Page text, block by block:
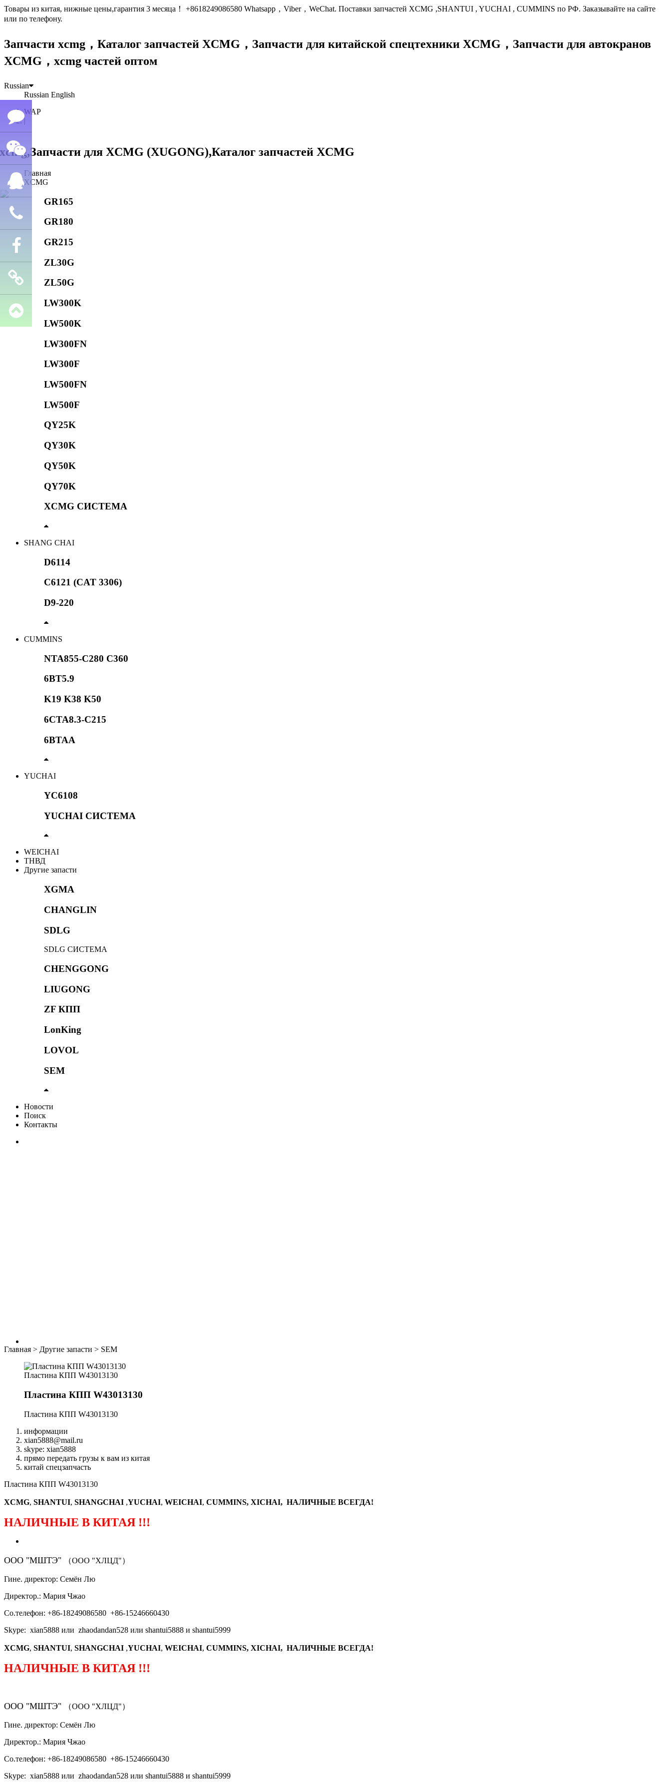
Товары из китая, нижные цены,гарантия 3 месяца！ +8618249086580 Whatsapp，Viber，WeChat. Поставки запчастей XCMG ,SHANTUI , YUCHAI , CUMMINS по РФ. Заказывайте на сайте
или по телефону.
Запчасти xcmg，Каталог запчастей XCMG， Запчасти для китайской спецтехники XCMG， Запчасти для автокранов
XCMG，xcmg частей оптом
Russian
Russian English
WAP
|
Главная
XCMG
GR165
GR180
GR215
ZL30G
ZL50G
LW300K
LW500K
LW300FN
LW300F
LW500FN
LW500F
QY25K
QY30K
QY50K
QY70K
XCMG СИСТЕМА
SHANG CHAI
D6114
C6121 (CAT 3306)
D9-220
CUMMINS
NTA855-C280 C360
6BT5.9
K19 K38 K50
6CTA8.3-C215
6BTAA
YUCHAI
YC6108
YUCHAI СИСТЕМА
WEICHAI
ТНВД
Другие запасти
XGMA
CHANGLIN
SDLG
SDLG СИСТЕМА
CHENGGONG
LIUGONG
ZF КПП
LonKing
LOVOL
SEM
Новости
Поиск
Контакты
Главная > Другие запасти > SEM
Пластина КПП W43013130
Пластина КПП W43013130
Пластина КПП W43013130
информации
xian5888@mail.ru
skype: xian5888
прямо передать грузы к вам из китая
китай спецзапчасть
Пластина КПП W43013130
XCMG, SHANTUI, SHANGCHAI ,YUCHAI, WEICHAI, CUMMINS, XICHAI, НАЛИЧНЫЕ ВСЕГДА!
НАЛИЧНЫЕ В КИТАЯ !!!
ООО "МШТЭ" （ООО "ХЛЦД"）
Гине. директор: Семён Лю
Директор.: Мария Чжао
Со.телефон: +86-18249086580 +86-15246660430
Skype: xian5888 или zhaodandan528 или shantui5888 и shantui5999
XCMG, SHANTUI, SHANGCHAI ,YUCHAI, WEICHAI, CUMMINS, XICHAI, НАЛИЧНЫЕ ВСЕГДА!
НАЛИЧНЫЕ В КИТАЯ !!!
ООО "МШТЭ" （ООО "ХЛЦД"）
Гине. директор: Семён Лю
Директор.: Мария Чжао
Со.телефон: +86-18249086580 +86-15246660430
Skype: xian5888 или zhaodandan528 или shantui5888 и shantui5999
Семён
лю
WeChat
QQ
Телефон
Facebook
Запчасти